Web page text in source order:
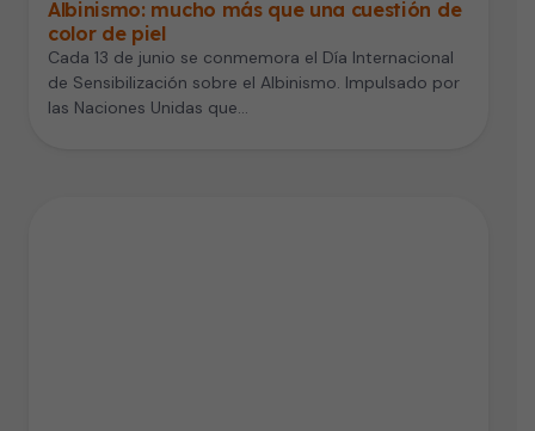
Albinismo: mucho más que una cuestión de
color de piel
Cada 13 de junio se conmemora el Día Internacional
de Sensibilización sobre el Albinismo. Impulsado por
las Naciones Unidas que…